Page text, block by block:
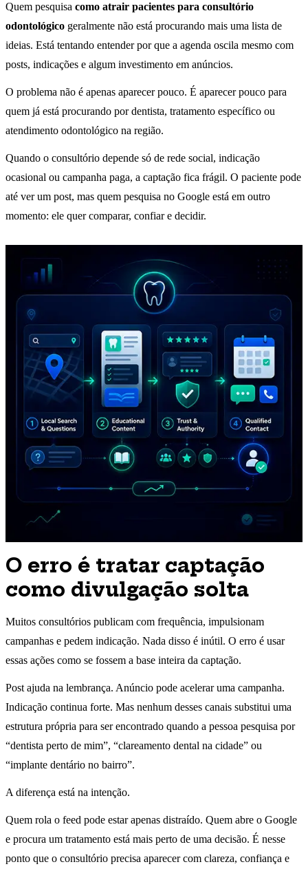
Quem pesquisa como atrair pacientes para consultório
odontológico geralmente não está procurando mais uma lista de
ideias. Está tentando entender por que a agenda oscila mesmo com
posts, indicações e algum investimento em anúncios.
O problema não é apenas aparecer pouco. É aparecer pouco para
quem já está procurando por dentista, tratamento específico ou
atendimento odontológico na região.
Quando o consultório depende só de rede social, indicação
ocasional ou campanha paga, a captação fica frágil. O paciente pode
até ver um post, mas quem pesquisa no Google está em outro
momento: ele quer comparar, confiar e decidir.
O erro é tratar captação
como divulgação solta
Muitos consultórios publicam com frequência, impulsionam
campanhas e pedem indicação. Nada disso é inútil. O erro é usar
essas ações como se fossem a base inteira da captação.
Post ajuda na lembrança. Anúncio pode acelerar uma campanha.
Indicação continua forte. Mas nenhum desses canais substitui uma
estrutura própria para ser encontrado quando a pessoa pesquisa por
“dentista perto de mim”, “clareamento dental na cidade” ou
“implante dentário no bairro”.
A diferença está na intenção.
Quem rola o feed pode estar apenas distraído. Quem abre o Google
e procura um tratamento está mais perto de uma decisão. É nesse
ponto que o consultório precisa aparecer com clareza, confiança e